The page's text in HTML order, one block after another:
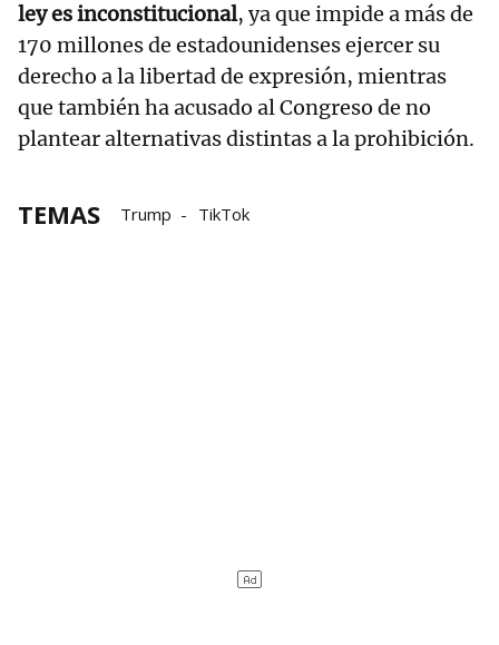
ley es inconstitucional, ya que impide a más de
170 millones de estadounidenses ejercer su
derecho a la libertad de expresión, mientras
que también ha acusado al Congreso de no
plantear alternativas distintas a la prohibición.
TEMAS Trump TikTok